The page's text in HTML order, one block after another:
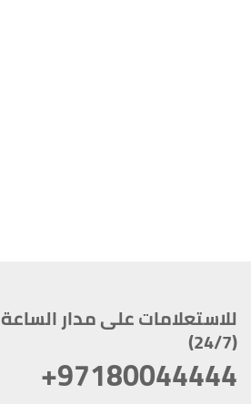
للاستعلامات على مدار الساعة
(24/7)
+97180044444